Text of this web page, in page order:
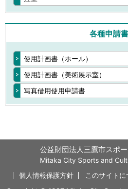
各種申請書
使用計画書（ホール）
使用計画書（美術展示室）
写真借用使用申請書
公益財団法人三鷹市スポ
Mitaka City Sports and
個人情報保護方針
このサイトに